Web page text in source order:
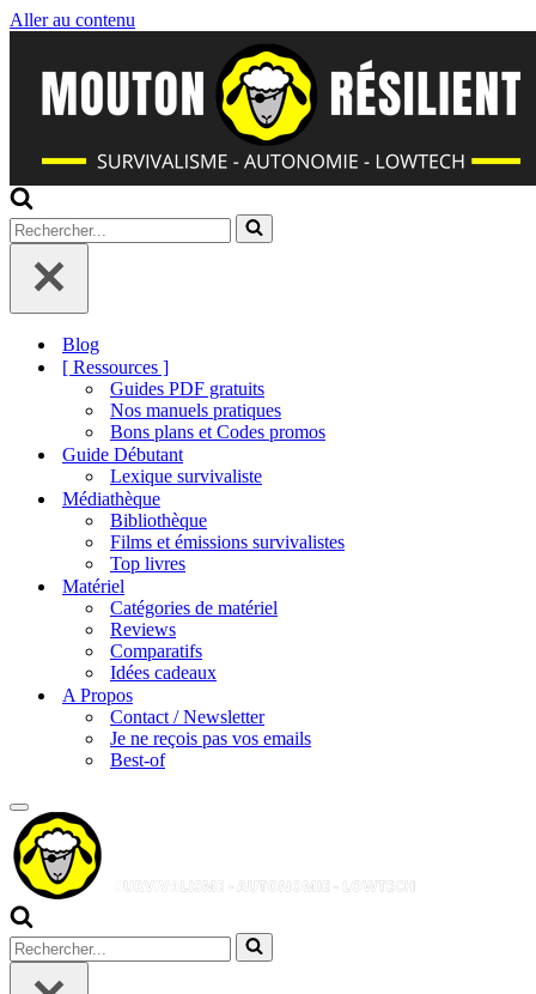
Aller au contenu
Rechercher...
Blog
[ Ressources ]
Guides PDF gratuits
Nos manuels pratiques
Bons plans et Codes promos
Guide Débutant
Lexique survivaliste
Médiathèque
Bibliothèque
Films et émissions survivalistes
Top livres
Matériel
Catégories de matériel
Reviews
Comparatifs
Idées cadeaux
A Propos
Contact / Newsletter
Je ne reçois pas vos emails
Best-of
Menu
de
navigation
Rechercher...